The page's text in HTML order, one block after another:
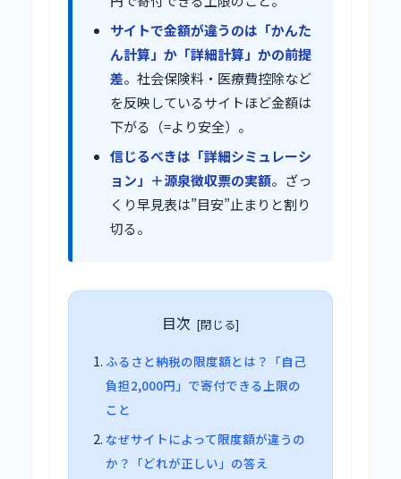
サイトで金額が違うのは「かんた
ん計算」か「詳細計算」かの前提
差。社会保険料・医療費控除など
を反映しているサイトほど金額は
下がる（=より安全）。
信じるべきは「詳細シミュレーシ
ョン」＋源泉徴収票の実額。ざっ
くり早見表は”目安”止まりと割り
切る。
目次
ふるさと納税の限度額とは？「自己
負担2,000円」で寄付できる上限の
こと
なぜサイトによって限度額が違うの
か？「どれが正しい」の答え